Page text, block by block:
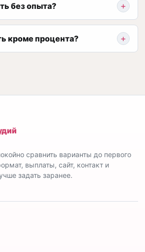
без опыта?
кроме процента?
сравнить варианты до первого
выплаты, сайт, контакт и
задать заранее.